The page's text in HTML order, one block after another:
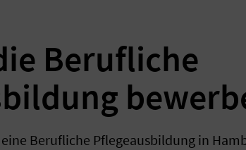
Berufliche
Berufliche Pflegeausbildung in